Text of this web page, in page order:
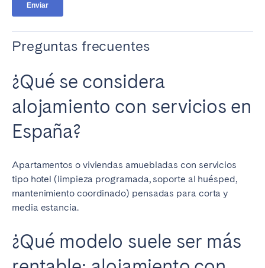
Preguntas frecuentes
¿Qué se considera
alojamiento con servicios en
España?
Apartamentos o viviendas amuebladas con servicios
tipo hotel (limpieza programada, soporte al huésped,
mantenimiento coordinado) pensadas para corta y
media estancia.
¿Qué modelo suele ser más